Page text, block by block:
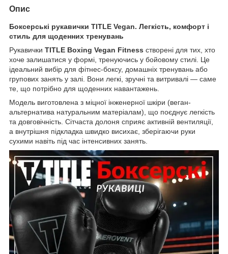
Опис
Боксерські рукавички TITLE Vegan. Легкість, комфорт і
стиль для щоденних тренувань
Рукавички TITLE Boxing Vegan Fitness створені для тих, хто
хоче залишатися у формі, тренуючись у бойовому стилі. Це
ідеальний вибір для фітнес-боксу, домашніх тренувань або
групових занять у залі. Вони легкі, зручні та витривалі — саме
те, що потрібно для щоденних навантажень.
Модель виготовлена з міцної інженерної шкіри (веган-
альтернатива натуральним матеріалам), що поєднує легкість
та довговічність. Сітчаста долоня сприяє активній вентиляції,
а внутрішня підкладка швидко висихає, зберігаючи руки
сухими навіть під час інтенсивних занять.